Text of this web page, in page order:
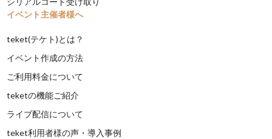
イベント主催者様へ
teket(テケト)とは？
イベント作成の方法
ご利用料金について
teketの機能ご紹介
ライブ配信について
teket利用者様の声・導入事例